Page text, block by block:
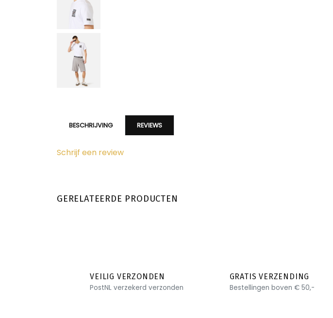
BESCHRIJVING REVIEWS
Schrijf een review
GERELATEERDE PRODUCTEN
VEILIG VERZONDEN
PostNL verzekerd verzonden
GRATIS VERZENDING
Bestellingen boven € 50,-